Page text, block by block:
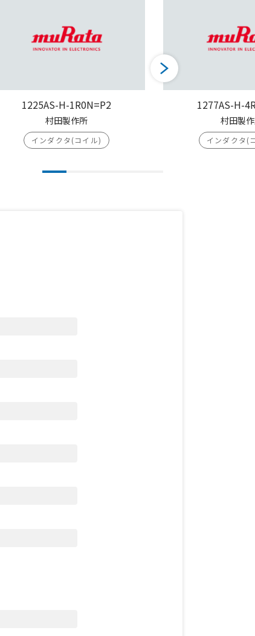
1225AS-H-1R0N=P2
村田製作所
インダクタ(コイル)
1277AS-H-
村田製
インダクタ(